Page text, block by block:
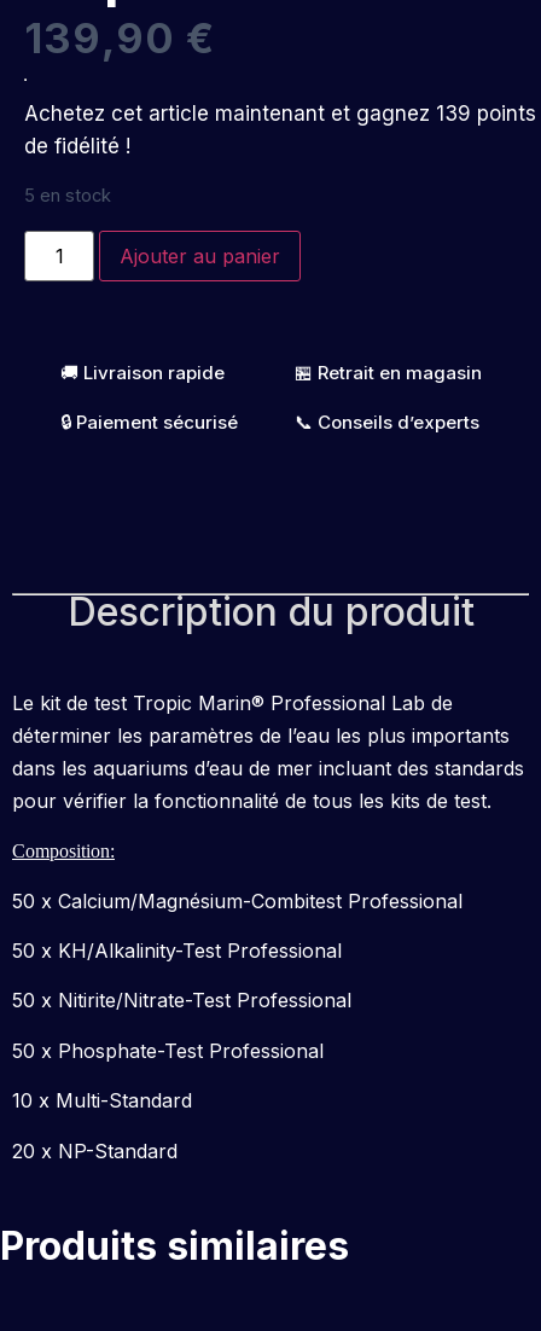
139,90 €
Achetez cet article maintenant et gagnez 139 points
de fidélité !
5 en stock
Ajouter au panier
🚚 Livraison rapide
🔒 Paiement sécurisé
🏪 Retrait en magasin
📞 Conseils d’experts
Description du produit
Le kit de test Tropic Marin® Professional Lab de
déterminer les paramètres de l’eau les plus importants
dans les aquariums d’eau de mer incluant des standards
pour vérifier la fonctionnalité de tous les kits de test.
Composition:
50 x Calcium/Magnésium-Combitest Professional
50 x KH/Alkalinity-Test Professional
50 x Nitirite/Nitrate-Test Professional
50 x Phosphate-Test Professional
10 x Multi-Standard
20 x NP-Standard
Produits similaires